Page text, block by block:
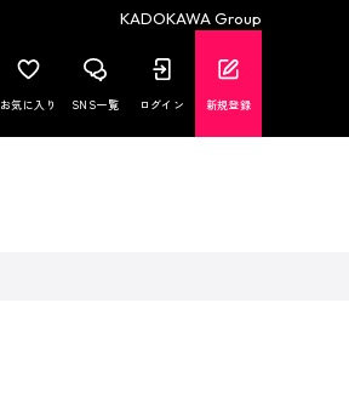
KADOKAWA Group
お気に入り SNS一覧 ログイン 新規登録